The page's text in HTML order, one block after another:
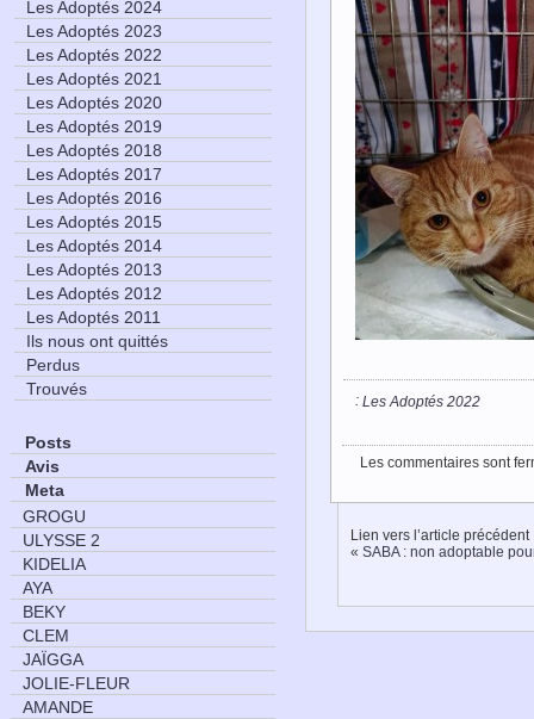
: Les Adoptés 2022
Les commentaires sont
Lien vers l’article précédent
« SABA : non adoptable
Les Adoptés 2024
Les Adoptés 2023
Les Adoptés 2022
Les Adoptés 2021
Les Adoptés 2020
Les Adoptés 2019
Les Adoptés 2018
Les Adoptés 2017
Les Adoptés 2016
Les Adoptés 2015
Les Adoptés 2014
Les Adoptés 2013
Les Adoptés 2012
Les Adoptés 2011
Ils nous ont quittés
Perdus
Trouvés
Posts
Avis
Meta
GROGU
ULYSSE 2
KIDELIA
AYA
BEKY
CLEM
JAÏGGA
JOLIE-FLEUR
AMANDE